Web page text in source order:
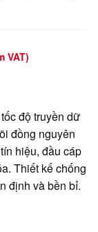
VAT)
độ truyền dữ
đồng nguyên
hiệu, đầu cáp
Thiết kế chống
định và bền bỉ.